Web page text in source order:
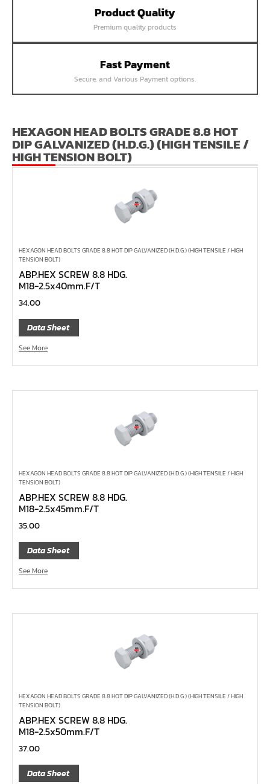
หน้าแปลนเชื่อม SUS304 JEF PN25 RF
หน้าแปลนเชื่อม SUS304 JEF PN16 RF
หน้าแปลนเชื่อม SUS304 JEF 20K FF
หน้าแปลนเชื่อม SUS304 JEF 300P RF
หน้าแปลนเชื่อม SUS304 JEF 150P RF
หน้าแปลนเหล็กเกลียวใน JEF PN40
หน้าแปลนเหล็กเกลียวใน JEF PN16
หน้าแปลนเหล็กเกลียวใน JEF 10K TR
หน้าแปลนเหล็กเกลียวใน JEF 150P
หน้าแปลนเหล็กคอสูง JEF WNRF 300P
หน้าแปลนเหล็กคอสูง JEF WNRF PN40
หน้าแปลนเหล็กคอสูง JEF WNRF PN16
หน้าแปลนเหล็กคอสูง JEF WNRF 150P
หน้าแปลนเหล็กบอด JEF 10K FF ชุบกัลวาไนซ์
หน้าแปลนเชื่อมเหล็ก JEF PN16 RF
หน้าแปลนเชื่อมเหล็ก JEF 300P RF
คีมตัดสายเคเบิ้ล
คีมย้ำสายไฟ
คีมล๊อค
คีมปากนกแก้ว,​คีมตัดตะปู
คีมปากแหลม
คีมปากเฉียง
คีมคอม้า
บ๊อกซ์เดือยโผล่ Z-Series หกเหลี่ยม,ท๊อกซ์ ขนาด 1/4",
ลูกบ๊อกซ์ สั้น, ยาว Koken Z-Series ขนาด 1/4", 3/8", 1/2"
ข้อต่อ Z-Series ขนาด 1/4", 3/8", 1/2"
ลูกบ๊อกซ์ การบิน
ไขควงตอก
Product Quality
Premium quality products
Fast Payment
Secure, and Various Payment options.
HEXAGON HEAD BOLTS GRADE 8.8 HOT
DIP GALVANIZED (H.D.G.) (HIGH TENSILE /
HIGH TENSION BOLT)
HEXAGON HEAD BOLTS GRADE 8.8 HOT DIP GALVANIZED (H.D.G.) (HIGH TENSILE / HIGH
TENSION BOLT)
ABP.HEX SCREW 8.8 HDG.
M18-2.5x40mm.F/T
34.00
Data Sheet
See More
HEXAGON HEAD BOLTS GRADE 8.8 HOT DIP GALVANIZED (H.D.G.) (HIGH TENSILE / HIGH
TENSION BOLT)
ABP.HEX SCREW 8.8 HDG.
M18-2.5x45mm.F/T
35.00
Data Sheet
See More
HEXAGON HEAD BOLTS GRADE 8.8 HOT DIP GALVANIZED (H.D.G.) (HIGH TENSILE / HIGH
TENSION BOLT)
ABP.HEX SCREW 8.8 HDG.
M18-2.5x50mm.F/T
37.00
Data Sheet